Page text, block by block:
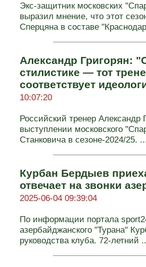
Экс-защитник московских
выразил мнение, что этот
Сперцяна в составе
Александр Григорян:
стилистике — тот
соответствует
10:07:20
Российский тренер
выступлении московского
Станковича в сезоне-2024/25.
Курбан Бердыев
отвечает на звонки
2025-06-04 09:39:04
По информации портала
азербайджанского "Турана"
руководства клуба. 72-летний